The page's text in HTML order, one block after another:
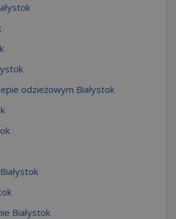
odzieżowym Białystok
Białystok